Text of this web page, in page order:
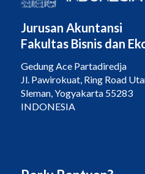
Jurusan Akuntansi
Fakultas Bisnis dan
Gedung Ace Partadiredja
Jl. Pawirokuat, Ring Road
Sleman, Yogyakarta 55283
INDONESIA